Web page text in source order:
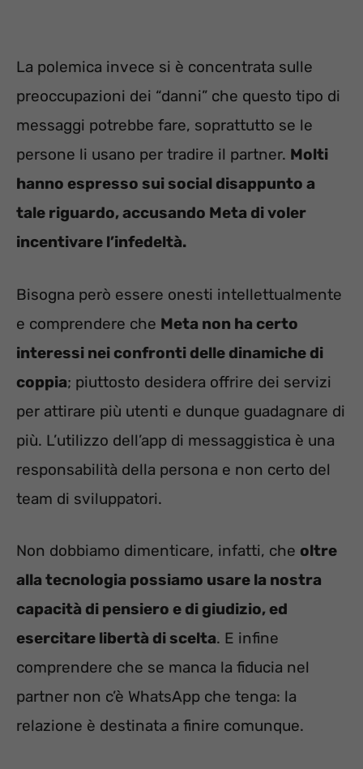
La polemica invece si è concentrata sulle
preoccupazioni dei “danni” che questo tipo di
messaggi potrebbe fare, soprattutto se le
persone li usano per tradire il partner. Molti
hanno espresso sui social disappunto a
tale riguardo, accusando Meta di voler
incentivare l’infedeltà.
Bisogna però essere onesti intellettualmente
e comprendere che Meta non ha certo
interessi nei confronti delle dinamiche di
coppia; piuttosto desidera offrire dei servizi
per attirare più utenti e dunque guadagnare di
più. L’utilizzo dell’app di messaggistica è una
responsabilità della persona e non certo del
team di sviluppatori.
Non dobbiamo dimenticare, infatti, che oltre
alla tecnologia possiamo usare la nostra
capacità di pensiero e di giudizio, ed
esercitare libertà di scelta. E infine
comprendere che se manca la fiducia nel
partner non c’è WhatsApp che tenga: la
relazione è destinata a finire comunque.